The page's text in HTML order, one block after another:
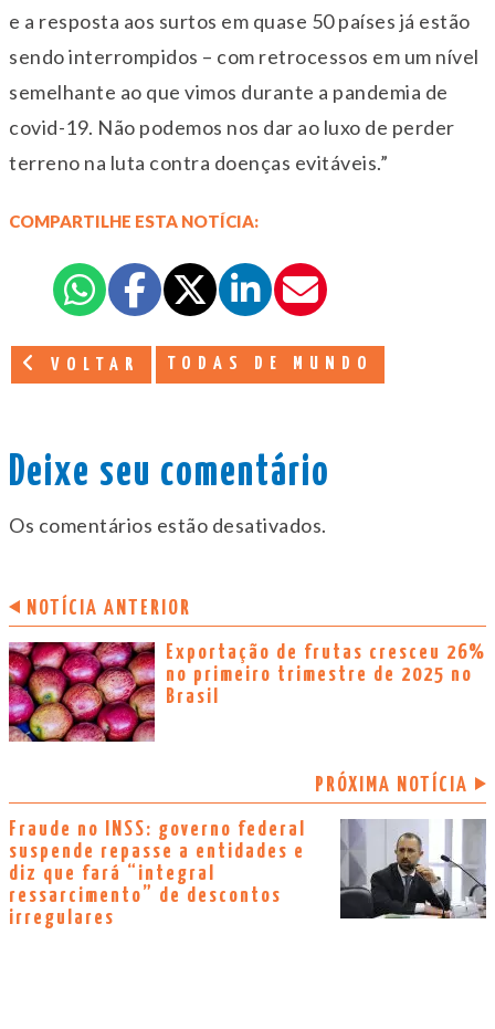
e a resposta aos surtos em quase 50 países já estão
sendo interrompidos – com retrocessos em um nível
semelhante ao que vimos durante a pandemia de
covid-19. Não podemos nos dar ao luxo de perder
terreno na luta contra doenças evitáveis.”
COMPARTILHE ESTA NOTÍCIA:
VOLTAR TODAS DE MUNDO
Deixe seu comentário
Os comentários estão desativados.
NOTÍCIA ANTERIOR
Exportação de frutas cresceu 26%
no primeiro trimestre de 2025 no
Brasil
PRÓXIMA NOTÍCIA
Fraude no INSS: governo federal
suspende repasse a entidades e
diz que fará “integral
ressarcimento” de descontos
irregulares